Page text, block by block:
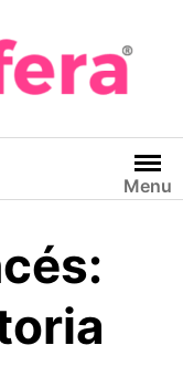
Menu